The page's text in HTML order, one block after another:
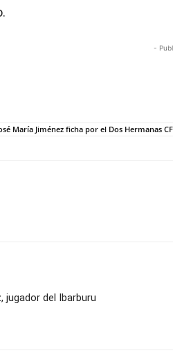
-
María Jiménez ficha por el Dos Hermanas CF
jugador del Ibarburu